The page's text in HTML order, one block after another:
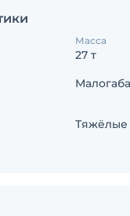
Масса
27 т
Тяжёлые